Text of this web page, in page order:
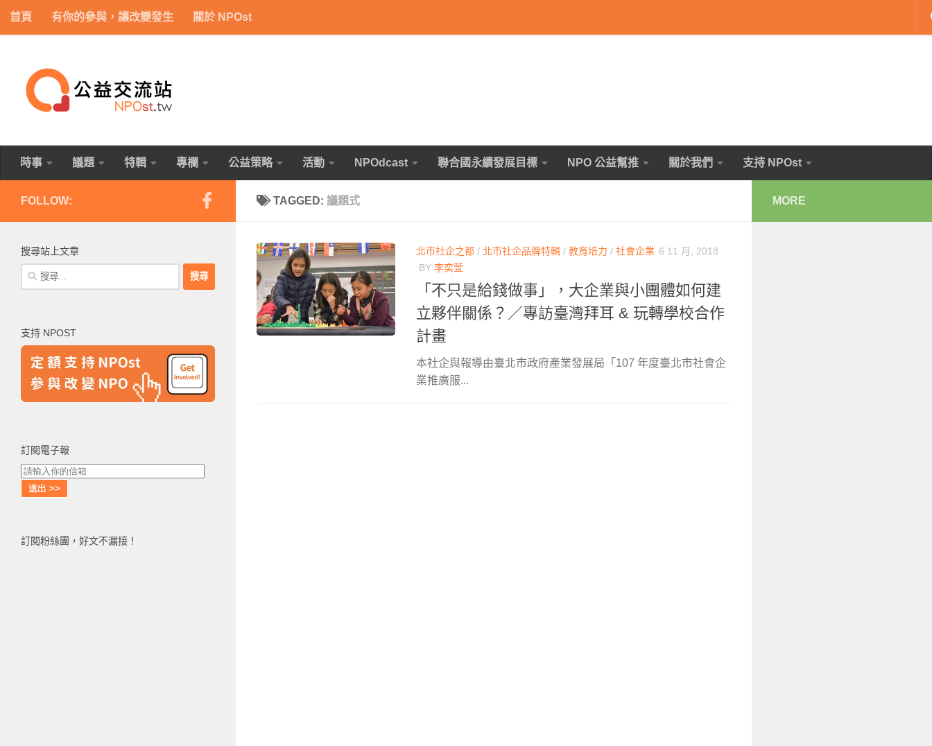
Skip to content
首頁 有你的參與，讓改變發生 關於 NPOst
時事 議題 特輯 專欄 公益策略 活動 NPOdcast 聯合國永續發展目標 NPO 公益幫推 關於我們 支持 NPOst
TAGGED: 議題式
北市社企之都 / 北市社企品牌特輯 / 教育培力 / 社會企業 6 11 月, 2018
BY 李奕萱
「不只是給錢做事」，大企業與小團體如何建
立夥伴關係？／專訪臺灣拜耳 & 玩轉學校合作
計畫
本社企與報導由臺北市政府產業發展局「107 年度臺北市社會企
業推廣服...
FOLLOW:
搜尋站上文章
搜
尋
字:
支持 NPOST
訂閱電子報
訂閱粉絲團，好文不漏接！
MORE